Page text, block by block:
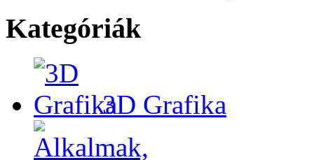
Kategóriák
3D Grafika